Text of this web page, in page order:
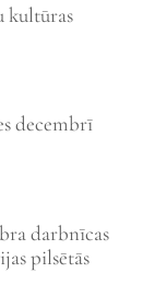
kultūras
decembrī
darbnīcas
pilsētās